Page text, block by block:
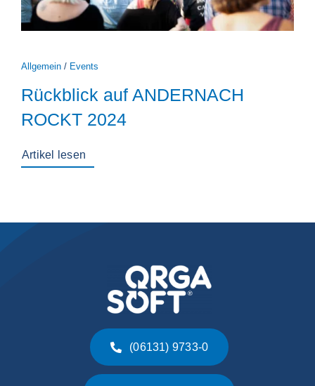
Allgemein / Events
Rückblick auf ANDERNACH
ROCKT 2024
Artikel lesen
(06131) 9733-0